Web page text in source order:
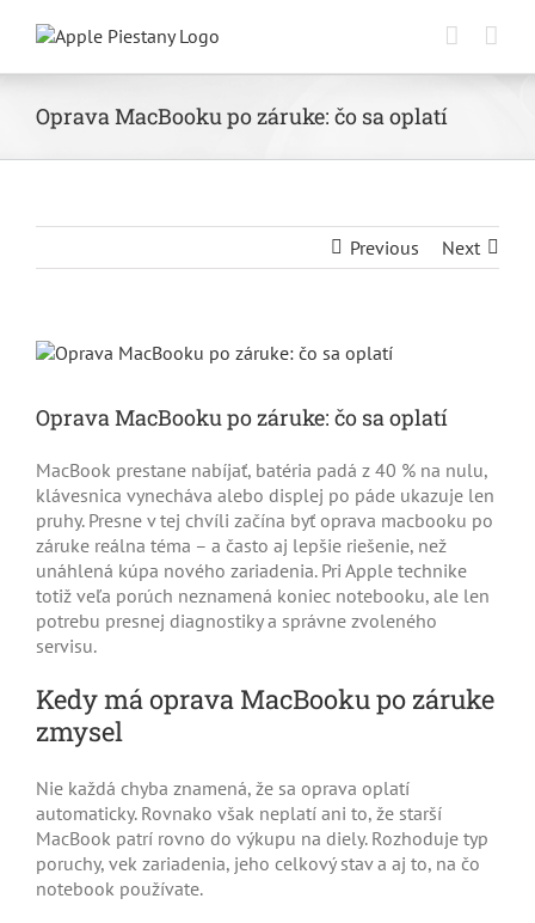
Oprava MacBooku po záruke: čo sa oplatí
Previous Next
Zobraziť
Oprava MacBooku po záruke: čo sa oplatí
MacBook prestane nabíjať, batéria padá z 40 % na nulu,
klávesnica vynecháva alebo displej po páde ukazuje len
pruhy. Presne v tej chvíli začína byť oprava macbooku po
záruke reálna téma – a často aj lepšie riešenie, než
unáhlená kúpa nového zariadenia. Pri Apple technike
totiž veľa porúch neznamená koniec notebooku, ale len
potrebu presnej diagnostiky a správne zvoleného
servisu.
Kedy má oprava MacBooku po záruke
zmysel
Nie každá chyba znamená, že sa oprava oplatí
automaticky. Rovnako však neplatí ani to, že starší
MacBook patrí rovno do výkupu na diely. Rozhoduje typ
poruchy, vek zariadenia, jeho celkový stav a aj to, na čo
notebook používate.